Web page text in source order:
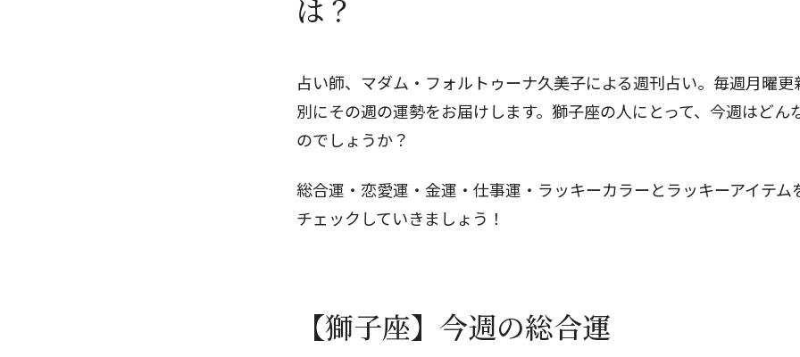
は？
占い師、マダム・フォルトゥーナ久美子による週刊占い。毎週月曜更
別にその週の運勢をお届けします。獅子座の人にとって、今週はどん
のでしょうか？
総合運・恋愛運・金運・仕事運・ラッキーカラーとラッキーアイテム
チェックしていきましょう！
【獅子座】今週の総合運